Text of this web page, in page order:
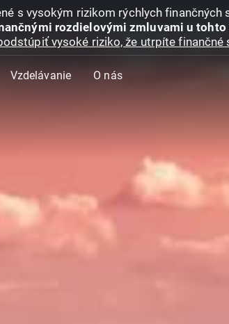
s vysokým rizikom rýchlych
rozdielovými zmluvami u
vysoké riziko, že utrpíte finančné
Vzdelávanie O nás